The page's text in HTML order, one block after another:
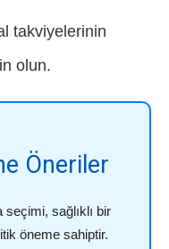
takviyelerinin
olun.
Öneriler
sağlıklı bir
öneme sahiptir.